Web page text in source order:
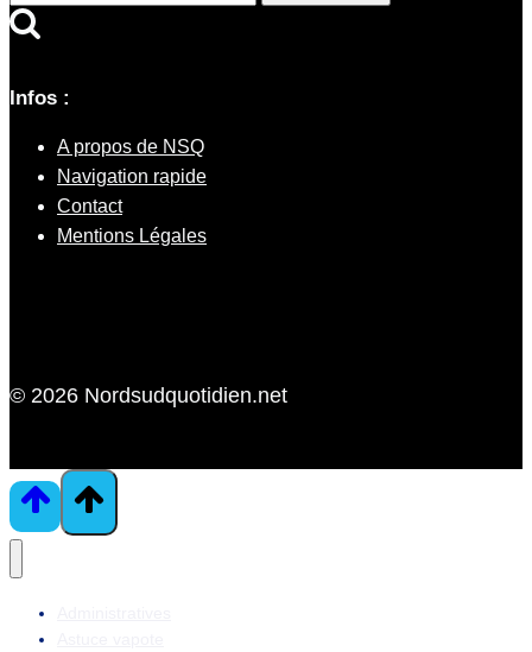
Infos :
A propos de NSQ
Navigation rapide
Contact
Mentions Légales
© 2026 Nordsudquotidien.net